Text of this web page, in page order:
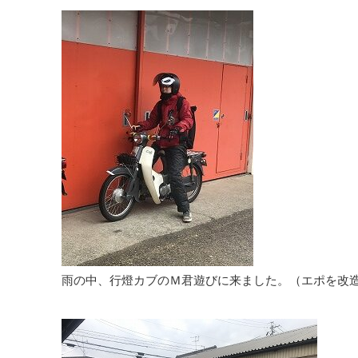
雨の中、行燈カブのＭ君遊びに来ました。（エポを改